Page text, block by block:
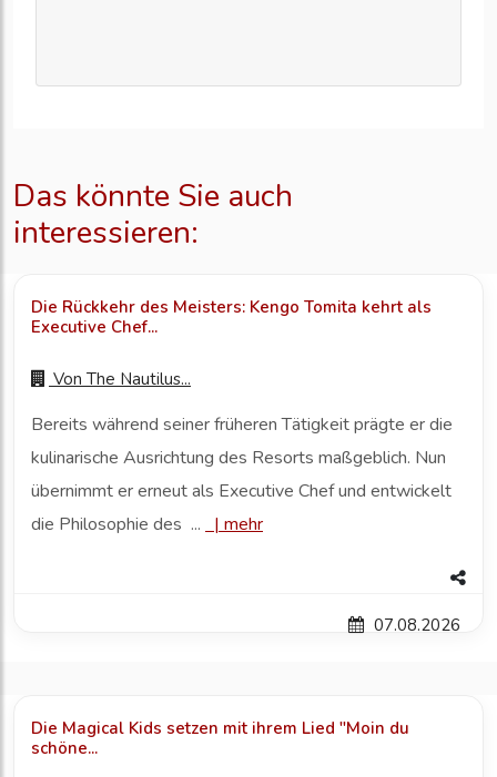
Das könnte Sie auch
interessieren:
Die Rückkehr des Meisters: Kengo Tomita kehrt als
Executive Chef...
Von The Nautilus...
Bereits während seiner früheren Tätigkeit prägte er die
kulinarische Ausrichtung des Resorts maßgeblich. Nun
übernimmt er erneut als Executive Chef und entwickelt
die Philosophie des ...
| mehr
07.08.2026
Die Magical Kids setzen mit ihrem Lied "Moin du
schöne...